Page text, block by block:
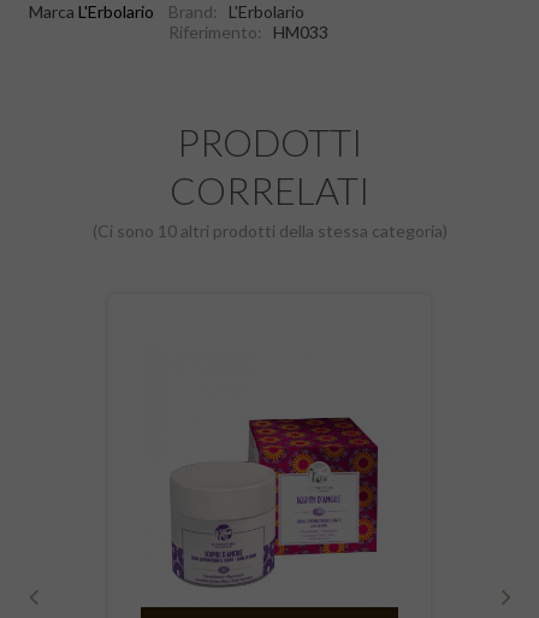
Marca L'Erbolario Brand:
L'Erbolario
Riferimento:
HM033
PRODOTTI
CORRELATI
(Ci sono 10 altri prodotti della stessa categoria)